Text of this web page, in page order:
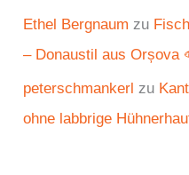
Ethel Bergnaum zu
– Donaustil aus Orșova
peterschmankerl zu
ohne labbrige